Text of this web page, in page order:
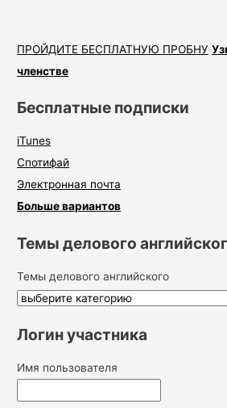
ПРОЙДИТЕ БЕСПЛАТНУЮ ПРОБНУ
членстве
Бесплатные подписки
iTunes
Спотифай
Электронная почта
Больше вариантов
Темы делового
Темы делового английского
Логин участника
Имя пользователя